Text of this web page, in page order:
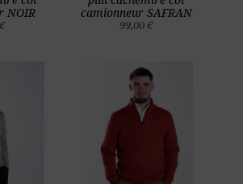
NOIR
camionneur SAFRAN
99,00 €